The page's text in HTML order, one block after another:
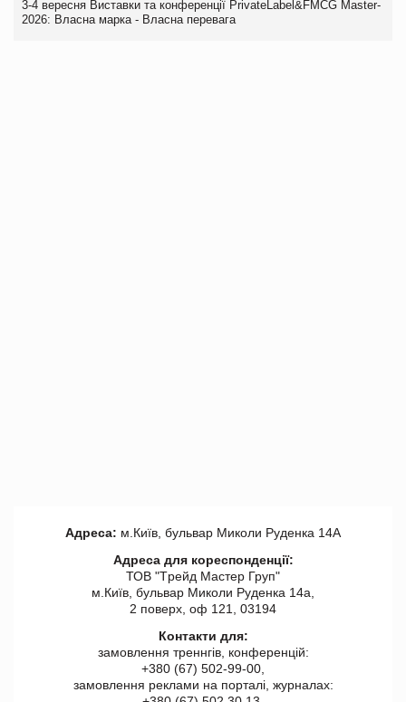
3-4 вересня Виставки та конференції PrivateLabel&FMCG Master-
2026: Власна марка - Власна перевага
Адреса: м.Київ, бульвар Миколи Руденка 14А
Адреса для кореспонденції:
ТОВ "Tрейд Мастер Груп"
м.Київ, бульвар Миколи Руденка 14а,
2 поверх, оф 121, 03194
Контакти для:
замовлення треннгів, конференцій:
+380 (67) 502-99-00,
замовлення реклами на порталі, журналах: